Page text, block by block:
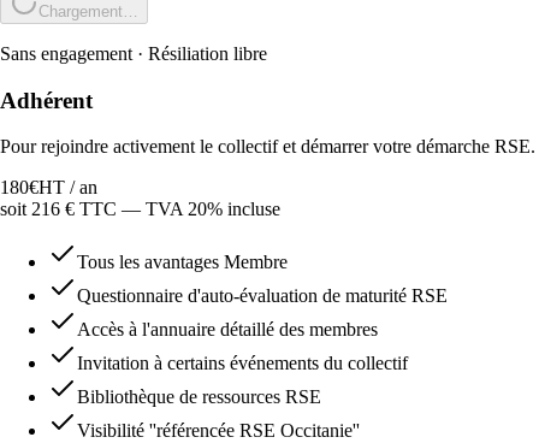
Chargement…
Sans engagement · Résiliation libre
Adhérent
Pour rejoindre activement le collectif et démarrer votre démarche RSE.
180€HT /an
soit 216 € TTC — TVA 20% incluse
Tous les avantages Membre
Questionnaire d'auto-évaluation de maturité RSE
Accès à l'annuaire détaillé des membres
Invitation à certains événements du collectif
Bibliothèque de ressources RSE
Visibilité ''référencée RSE Occitanie''